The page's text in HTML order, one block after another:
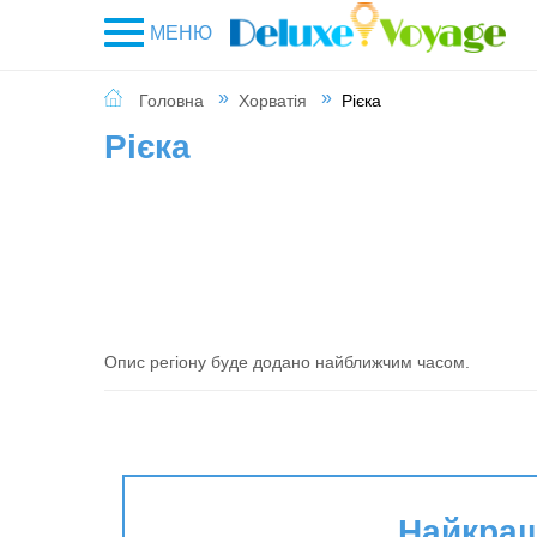
МЕНЮ
Головна Хорватія Рієка
Рієка
Опис регіону буде додано найближчим часом.